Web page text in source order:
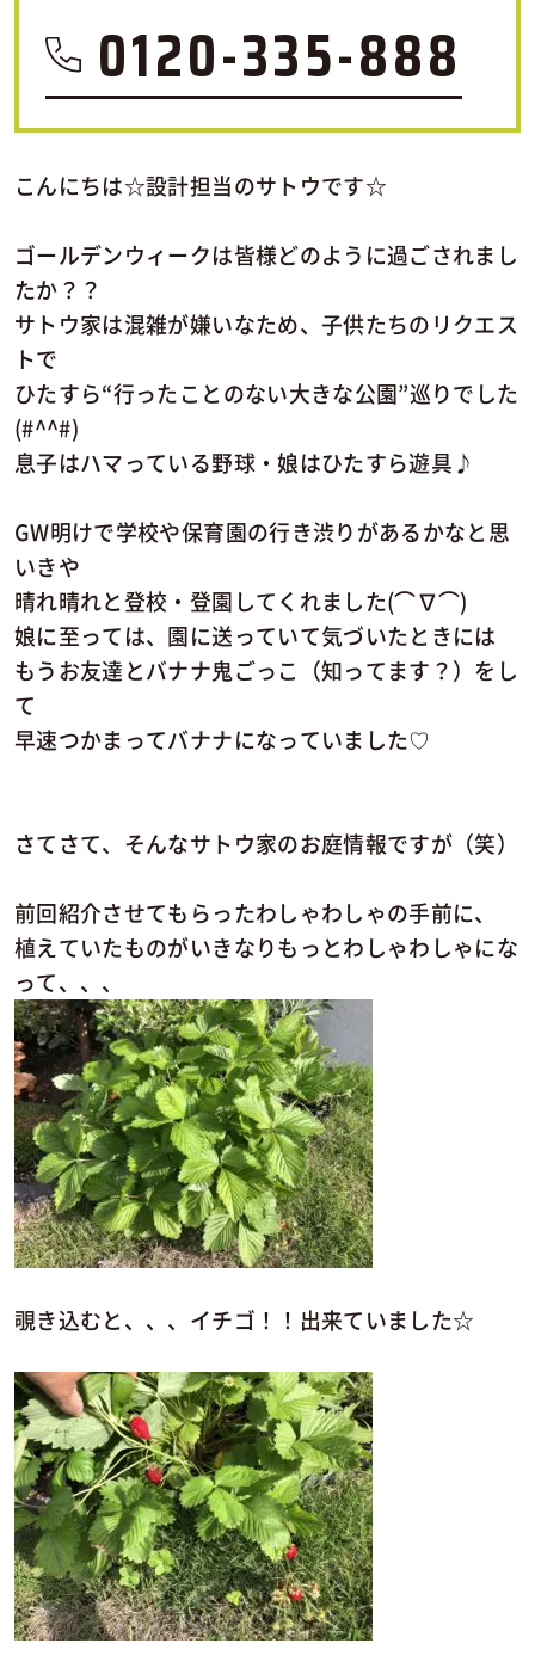
0120-335-888
こんにちは☆設計担当のサトウです☆
ゴールデンウィークは皆様どのように過ごされまし
たか？？
サトウ家は混雑が嫌いなため、子供たちのリクエス
トで
ひたすら“行ったことのない大きな公園”巡りでした
(#^^#)
息子はハマっている野球・娘はひたすら遊具♪
GW明けで学校や保育園の行き渋りがあるかなと思
いきや
晴れ晴れと登校・登園してくれました(⌒∇⌒)
娘に至っては、園に送っていて気づいたときには
もうお友達とバナナ鬼ごっこ（知ってます？）をし
て
早速つかまってバナナになっていました♡
さてさて、そんなサトウ家のお庭情報ですが（笑）
前回紹介させてもらったわしゃわしゃの手前に、
植えていたものがいきなりもっとわしゃわしゃにな
って、、、
覗き込むと、、、イチゴ！！出来ていました☆